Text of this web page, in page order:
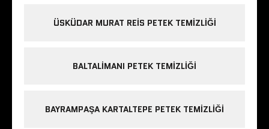
ÜSKÜDAR MURAT REIS PETEK TEMIZLIĞI
BALTALIMANI PETEK TEMIZLIĞI
BAYRAMPAŞA KARTALTEPE PETEK TEMIZLIĞI